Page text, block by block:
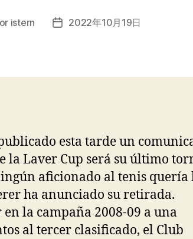
istern
Fecha2022年10月19日
esta tarde un
la Laver Cup será su último
aficionado al tenis quería
ha anunciado su retirada.
la campaña 2008-09 a una
al tercer clasificado, el Club